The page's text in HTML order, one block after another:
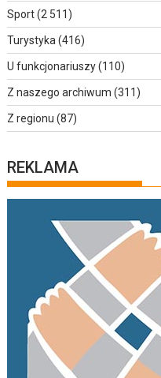
Sport(2 511)
Turystyka (416)
U funkcjonariuszy(110)
Z naszego archiwum (311)
Z regionu (87)
REKLAMA